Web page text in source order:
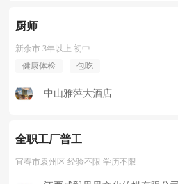
厨师
新余市 3年以上 初中
健康体检
包吃
中山雅萍大酒店
全职工厂普工
宜春市袁州区 经验不限 学历不限